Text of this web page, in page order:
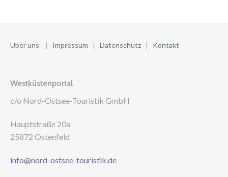
Über uns | Impressum | Datenschutz | Kontakt
Westküstenportal
c/o Nord-Ostsee-Touristik GmbH
Hauptstraße 20a
25872 Ostenfeld
info@nord-ostsee-touristik.de